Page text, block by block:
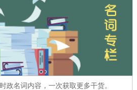
十六区概览 人文北京
图说北京 视频北京
名词内容，一次获取更多干货。